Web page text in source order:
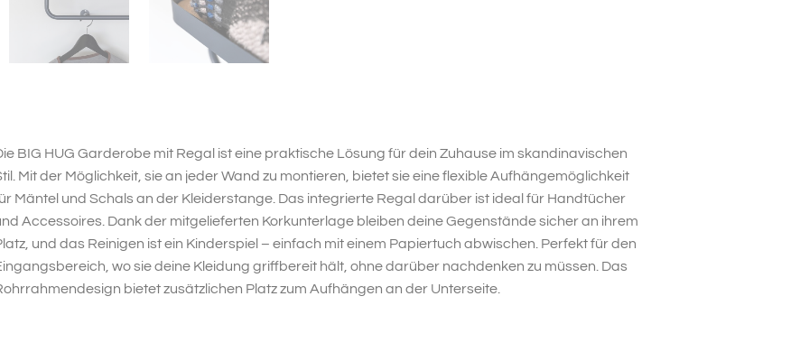
BIG HUG Garderobe mit Regal ist eine praktische Lösung für dein Zuhause im skandinavischen
Mit der Möglichkeit, sie an jeder Wand zu montieren, bietet sie eine flexible Aufhängemöglichkeit
Mäntel und Schals an der Kleiderstange. Das integrierte Regal darüber ist ideal für Handtücher
Accessoires. Dank der mitgelieferten Korkunterlage bleiben deine Gegenstände sicher an ihrem
und das Reinigen ist ein Kinderspiel – einfach mit einem Papiertuch abwischen. Perfekt für den
wo sie deine Kleidung griffbereit hält, ohne darüber nachdenken zu müssen. Das
bietet zusätzlichen Platz zum Aufhängen an der Unterseite.